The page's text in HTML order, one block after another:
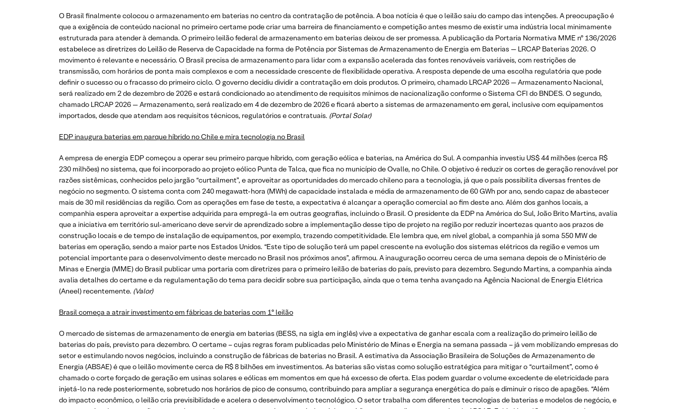
O Brasil finalmente colocou o armazenamento em baterias no centro da contratação de potência. A boa notícia é que o leilão saiu do campo das intenções. A preocupação é
que a exigência de conteúdo nacional no primeiro certame pode criar uma barreira de financiamento e competição antes mesmo de existir uma indústria local minimamente
estruturada para atender à demanda. O primeiro leilão federal de armazenamento em baterias deixou de ser promessa. A publicação da Portaria Normativa MME nº 136/2026
estabelece as diretrizes do Leilão de Reserva de Capacidade na forma de Potência por Sistemas de Armazenamento de Energia em Baterias — LRCAP Baterias 2026. O
movimento é relevante e necessário. O Brasil precisa de armazenamento para lidar com a expansão acelerada das fontes renováveis variáveis, com restrições de
transmissão, com horários de ponta mais complexos e com a necessidade crescente de flexibilidade operativa. A resposta depende de uma escolha regulatória que pode
definir o sucesso ou o fracasso do primeiro ciclo. O governo decidiu dividir a contratação em dois produtos. O primeiro, chamado LRCAP 2026 — Armazenamento Nacional,
será realizado em 2 de dezembro de 2026 e estará condicionado ao atendimento de requisitos mínimos de nacionalização conforme o Sistema CFI do BNDES. O segundo,
chamado LRCAP 2026 — Armazenamento, será realizado em 4 de dezembro de 2026 e ficará aberto a sistemas de armazenamento em geral, inclusive com equipamentos
importados, desde que atendam aos requisitos técnicos, regulatórios e contratuais. (Portal Solar)
EDP inaugura baterias em parque híbrido no Chile e mira tecnologia no Brasil
A empresa de energia EDP começou a operar seu primeiro parque híbrido, com geração eólica e baterias, na América do Sul. A companhia investiu US$ 44 milhões (cerca R$
230 milhões) no sistema, que foi incorporado ao projeto eólico Punta de Talca, que fica no município de Ovalle, no Chile. O objetivo é reduzir os cortes de geração renovável por
razões sistêmicas, conhecidos pelo jargão “curtailment”, e aproveitar as oportunidades do mercado chileno para a tecnologia, já que o país possibilita diversas frentes de
negócio no segmento. O sistema conta com 240 megawatt-hora (MWh) de capacidade instalada e média de armazenamento de 60 GWh por ano, sendo capaz de abastecer
mais de 30 mil residências da região. Com as operações em fase de teste, a expectativa é alcançar a operação comercial ao fim deste ano. Além dos ganhos locais, a
companhia espera aproveitar a expertise adquirida para empregá-la em outras geografias, incluindo o Brasil. O presidente da EDP na América do Sul, João Brito Martins, avalia
que a iniciativa em território sul-americano deve servir de aprendizado sobre a implementação desse tipo de projeto na região por reduzir incertezas quanto aos prazos de
construção locais e de tempo de instalação de equipamentos, por exemplo, trazendo competitividade. Ele lembra que, em nível global, a companhia já soma 550 MW de
baterias em operação, sendo a maior parte nos Estados Unidos. “Este tipo de solução terá um papel crescente na evolução dos sistemas elétricos da região e vemos um
potencial importante para o desenvolvimento deste mercado no Brasil nos próximos anos”, afirmou. A inauguração ocorreu cerca de uma semana depois de o Ministério de
Minas e Energia (MME) do Brasil publicar uma portaria com diretrizes para o primeiro leilão de baterias do país, previsto para dezembro. Segundo Martins, a companhia ainda
avalia detalhes do certame e da regulamentação do tema para decidir sobre sua participação, ainda que o tema tenha avançado na Agência Nacional de Energia Elétrica
(Aneel) recentemente. (Valor)
Brasil começa a atrair investimento em fábricas de baterias com 1º leilão
O mercado de sistemas de armazenamento de energia em baterias (BESS, na sigla em inglês) vive a expectativa de ganhar escala com a realização do primeiro leilão de
baterias do país, previsto para dezembro. O certame – cujas regras foram publicadas pelo Ministério de Minas e Energia na semana passada – já vem mobilizando empresas do
setor e estimulando novos negócios, incluindo a construção de fábricas de baterias no Brasil. A estimativa da Associação Brasileira de Soluções de Armazenamento de
Energia (ABSAE) é que o leilão movimente cerca de R$ 8 bilhões em investimentos. As baterias são vistas como solução estratégica para mitigar o “curtailment”, como é
chamado o corte forçado de geração em usinas solares e eólicas em momentos em que há excesso de oferta. Elas podem guardar o volume excedente de eletricidade para
injetá-lo na rede posteriormente, sobretudo nos horários de pico de consumo, contribuindo para ampliar a segurança energética do país e diminuir o risco de apagões. “Além
do impacto econômico, o leilão cria previsibilidade e acelera o desenvolvimento tecnológico. O setor trabalha com diferentes tecnologias de baterias e modelos de negócio, e